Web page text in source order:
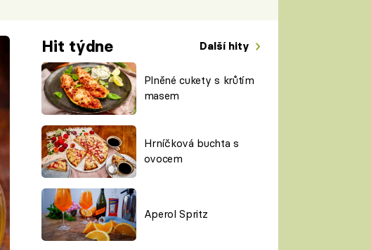
Hit týdne Další hity
Plněné cukety s krůtím
masem
Hrníčková buchta s
ovocem
Aperol Spritz